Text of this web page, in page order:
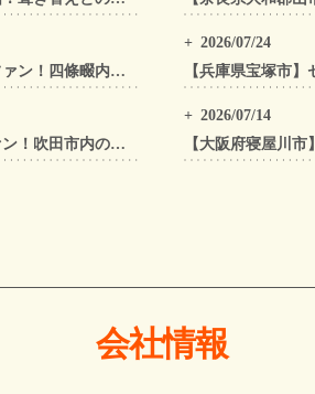
四條畷市の屋根工事・外壁工事・外装リフォームはゼファン！四條畷内の工事事例もご紹介
吹田市の屋根工事・外壁工事・外装リフォームはゼファン！吹田市内の工事事例もご紹介
2026/07/24
2026/07/14
会社情報